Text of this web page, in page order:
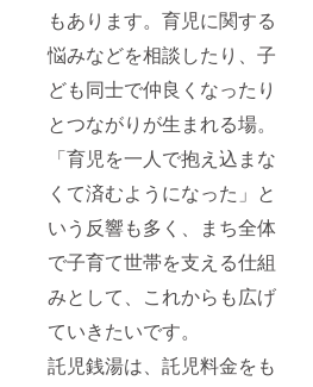
もあります。育児に関する
悩みなどを相談したり、子
ども同士で仲良くなったり
とつながりが生まれる場。
「育児を一人で抱え込まな
くて済むようになった」と
いう反響も多く、まち全体
で子育て世帯を支える仕組
みとして、これからも広げ
ていきたいです。
託児銭湯は、託児料金をも